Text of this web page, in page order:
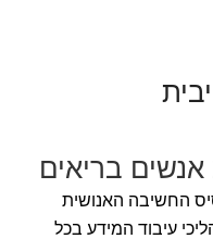
אנשים בריאים
החשיבה האנושית
עיבוד המידע בכל